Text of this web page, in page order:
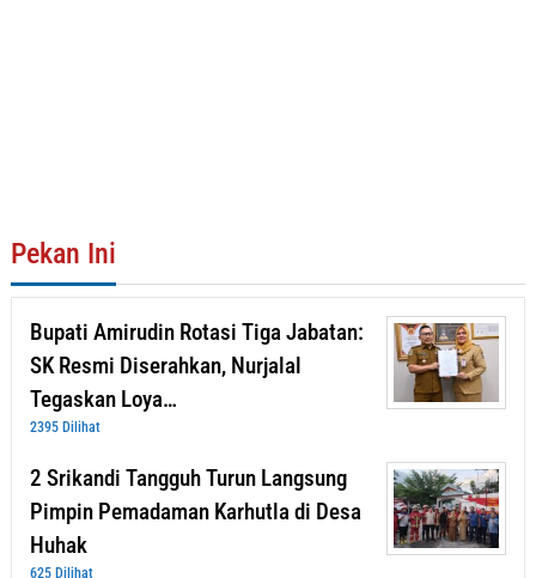
Pekan Ini
Bupati Amirudin Rotasi Tiga Jabatan:
SK Resmi Diserahkan, Nurjalal
Tegaskan Loya…
2395 Dilihat
2 Srikandi Tangguh Turun Langsung
Pimpin Pemadaman Karhutla di Desa
Huhak
625 Dilihat